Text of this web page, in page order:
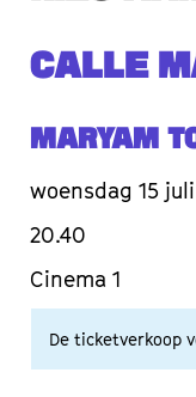
CALLE
Maryam
woensdag 15
20.40
Cinema 1
De ticketverkoop